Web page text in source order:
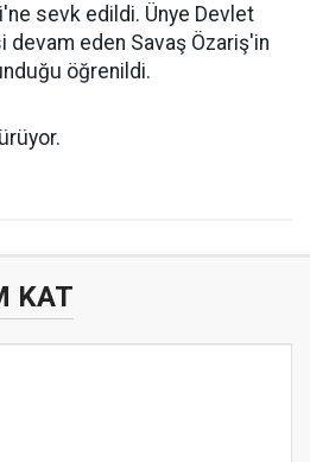
sevk edildi. Ünye Devlet
eden Savaş Özariş'in
öğrenildi.
KAT